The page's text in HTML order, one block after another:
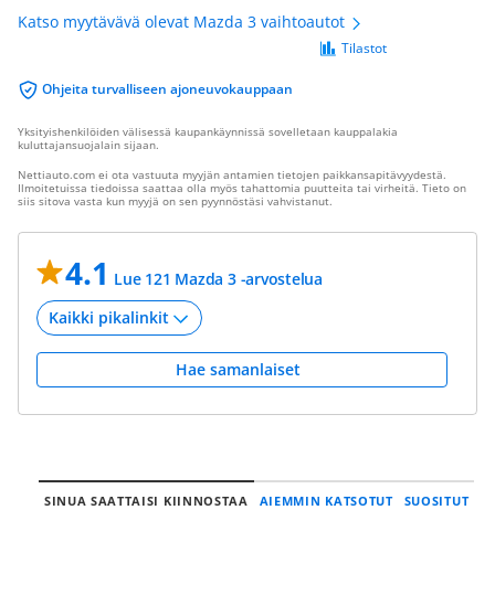
Katso myytävävä olevat Mazda 3 vaihtoautot
Ohjeita turvalliseen ajoneuvokauppaan
Tilastot
Yksityishenkilöiden välisessä kaupankäynnissä sovelletaan kauppalakia
kuluttajansuojalain sijaan.
Nettiauto.com ei ota vastuuta myyjän antamien tietojen paikkansapitävyydestä.
Ilmoitetuissa tiedoissa saattaa olla myös tahattomia puutteita tai virheitä. Tieto on
siis sitova vasta kun myyjä on sen pyynnöstäsi vahvistanut.
4.1 Lue 121 Mazda 3 -arvostelua
Hae samanlaiset
SINUA SAATTAISI KIINNOSTAA AIEMMIN KATSOTUT SUOSITUT